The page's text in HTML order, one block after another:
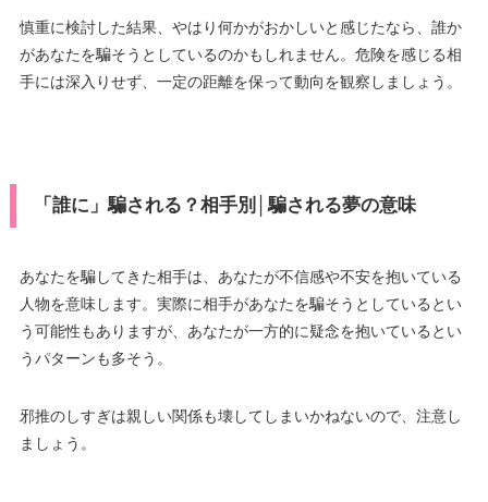
慎重に検討した結果、やはり何かがおかしいと感じたなら、誰か
があなたを騙そうとしているのかもしれません。危険を感じる相
手には深入りせず、一定の距離を保って動向を観察しましょう。
「誰に」騙される？相手別│騙される夢の意味
あなたを騙してきた相手は、あなたが不信感や不安を抱いている
人物を意味します。実際に相手があなたを騙そうとしているとい
う可能性もありますが、あなたが一方的に疑念を抱いているとい
うパターンも多そう。
邪推のしすぎは親しい関係も壊してしまいかねないので、注意し
ましょう。